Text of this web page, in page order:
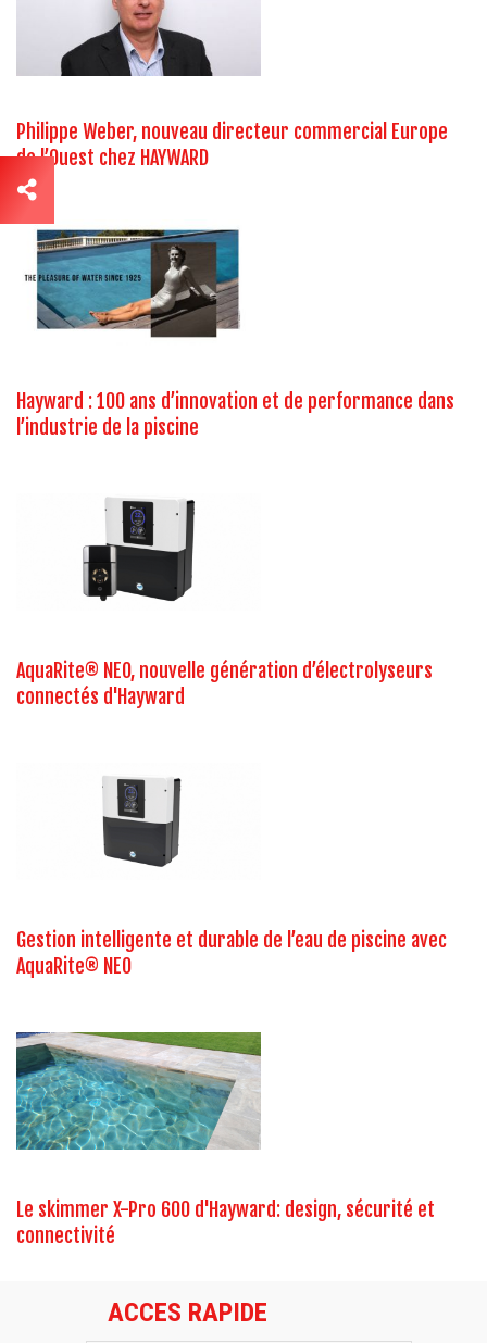
Philippe Weber, nouveau directeur commercial Europe
de l’Ouest chez HAYWARD
Hayward : 100 ans d’innovation et de performance dans
l’industrie de la piscine
AquaRite® NEO, nouvelle génération d’électrolyseurs
connectés d'Hayward
Gestion intelligente et durable de l’eau de piscine avec
AquaRite® NEO
Le skimmer X-Pro 600 d'Hayward: design, sécurité et
connectivité
ACCES RAPIDE